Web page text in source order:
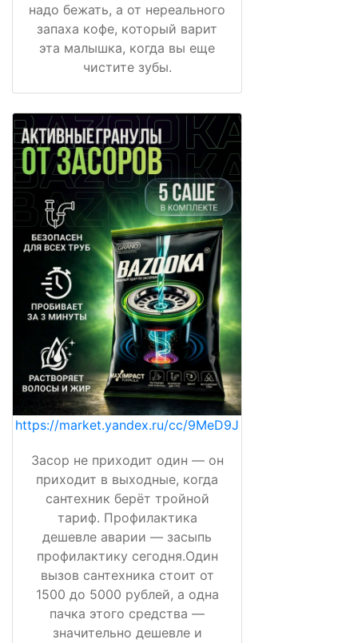
надо бежать, а от нереального
запаха кофе, который варит
эта малышка, когда вы еще
чистите зубы.
https://market.yandex.ru/cc/9MeD9J
Засор не приходит один — он
приходит в выходные, когда
сантехник берёт тройной
тариф. Профилактика
дешевле аварии — засыпь
профилактику сегодня.Один
вызов сантехника стоит от
1500 до 5000 рублей, а одна
пачка этого средства —
значительно дешевле и